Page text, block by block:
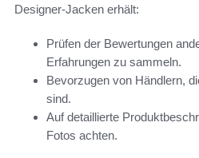
Designer-Jacken erhält:
Prüfen der Bewertungen
Erfahrungen zu sammeln.
Bevorzugen von Händlern,
sind.
Auf detaillierte
Fotos achten.